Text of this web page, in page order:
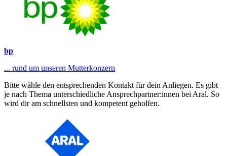
bp
... rund um unseren Mutterkonzern
Bitte wähle den entsprechenden Kontakt für dein Anliegen. Es gibt
je nach Thema unterschiedliche Ansprechpartner:innen bei Aral. So
wird dir am schnellsten und kompetent geholfen.